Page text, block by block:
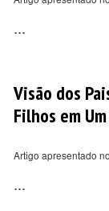
...
Visão dos
Filhos em
Artigo apresentado
...